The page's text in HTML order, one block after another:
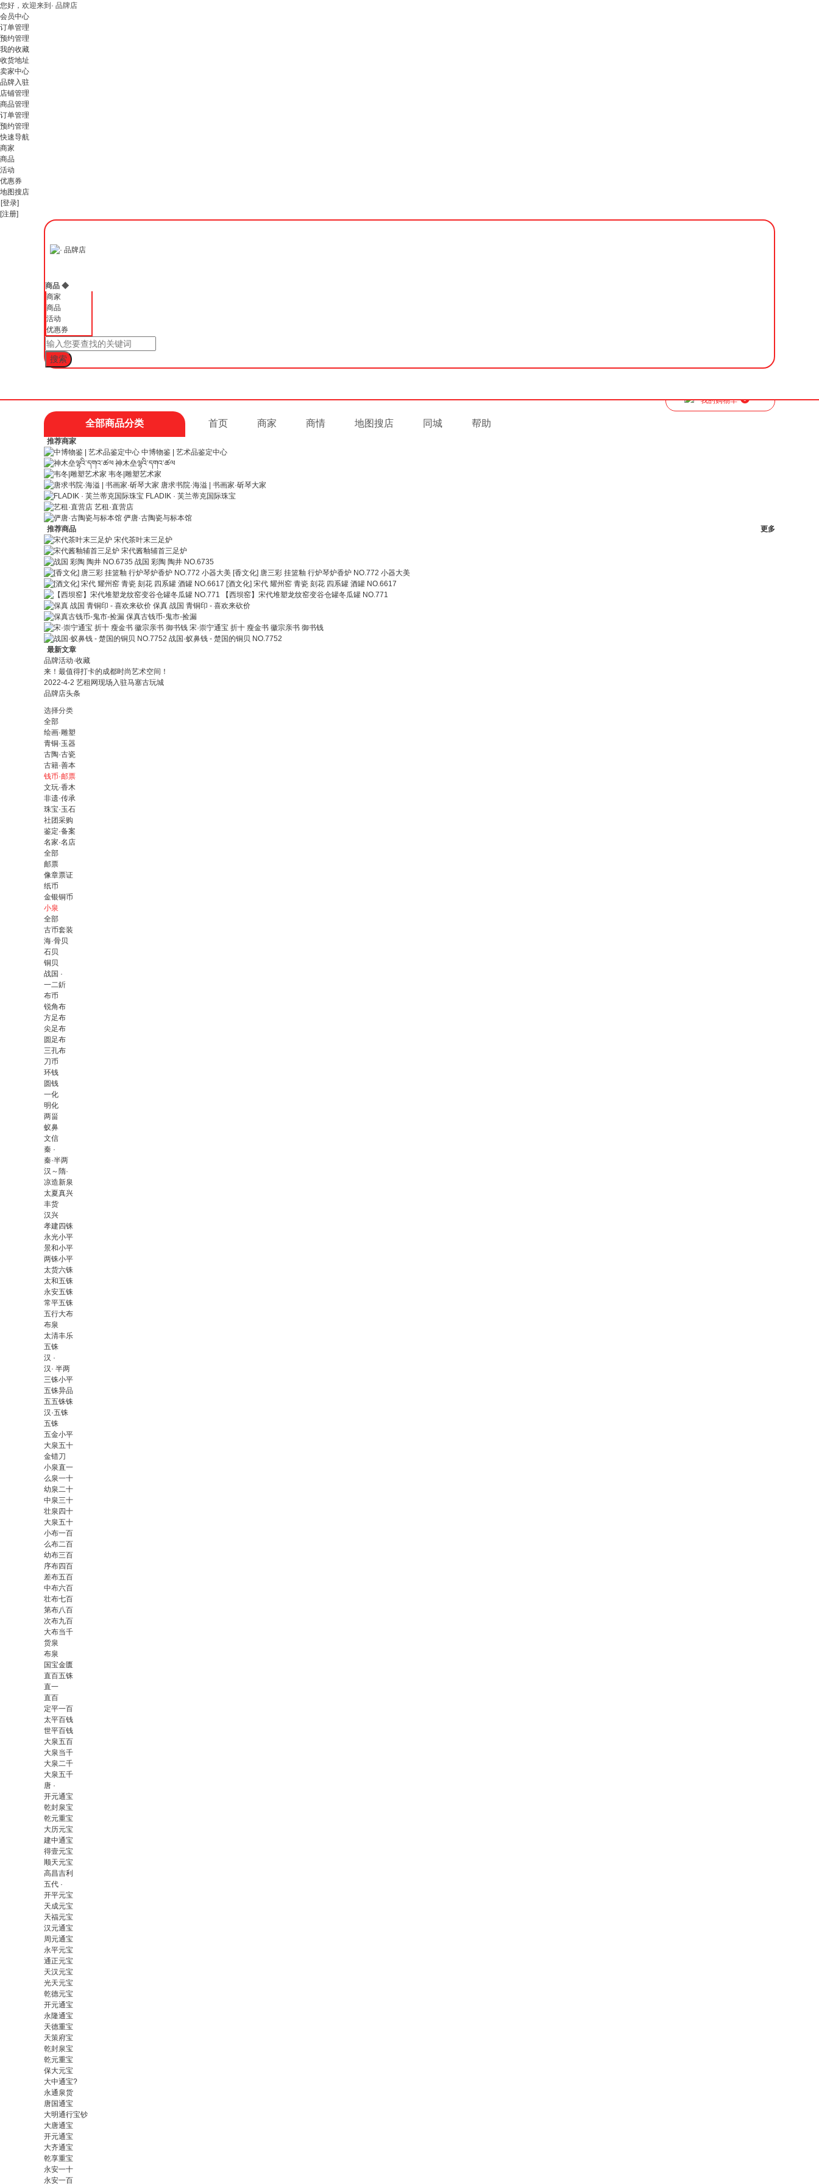
您好，欢迎来到· 品牌店
会员中心
订单管理
预约管理
我的收藏
收货地址
卖家中心
品牌入驻
店铺管理
商品管理
订单管理
预约管理
快速导航
商家
商品
活动
优惠券
地图搜店
[登录]
[注册]
商品 ◆
商家
商品
活动
优惠券
我的购物车 0
全部商品分类 首页 商家 商情 地图搜店 同城 帮助
推荐商家
中博物鉴 | 艺术品鉴定中心
神木垒ལྷའི་དགའ་ཚལ
韦冬|雕塑艺术家
唐求书院·海溢 | 书画家·斫琴大家
FLADIK · 芙兰蒂克国际珠宝
艺租·直营店
俨唐·古陶瓷与标本馆
推荐商品
更多
宋代茶叶末三足炉
宋代酱釉辅首三足炉
战国 彩陶 陶井 NO.6735
[香文化] 唐三彩 挂篮釉 行炉琴炉香炉 NO.772 小器大美
[酒文化] 宋代 耀州窑 青瓷 刻花 四系罐 酒罐 NO.6617
【西坝窑】宋代堆塑龙纹窑变谷仓罐冬瓜罐 NO.771
保真 战国 青铜印 - 喜欢来砍价
保真古钱币-鬼市-捡漏
宋·崇宁通宝 折十 瘦金书 徽宗亲书 御书钱
战国·蚁鼻钱 - 楚国的铜贝 NO.7752
最新文章
品牌活动·收藏
来！最值得打卡的成都时尚艺术空间！
2022-4-2 艺租网现场入驻马塞古玩城
品牌店头条
选择分类
全部
绘画·雕塑
青铜·玉器
古陶·古瓷
古籍·善本
钱币·邮票
文玩·香木
非遗·传承
珠宝·玉石
社团采购
鉴定·备案
名家·名店
全部
邮票
像章票证
纸币
金银铜币
小泉
全部
古币套装
海·骨贝
石贝
铜贝
战国 ·
一二釿
布币
锐角布
方足布
尖足布
圆足布
三孔布
刀币
环钱
圆钱
一化
明化
两甾
蚁鼻
文信
秦 ·
秦·半两
汉～隋·
凉造新泉
太夏真兴
丰货
汉兴
孝建四铢
永光小平
景和小平
两铢小平
太货六铢
太和五铢
永安五铢
常平五铢
五行大布
布泉
太清丰乐
五铢
汉 ·
汉· 半两
三铢小平
五铢异品
五五铢铢
汉·五铢
五铢
五金小平
大泉五十
金错刀
小泉直一
么泉一十
幼泉二十
中泉三十
壮泉四十
大泉五十
小布一百
么布二百
幼布三百
序布四百
差布五百
中布六百
壮布七百
第布八百
次布九百
大布当千
货泉
布泉
国宝金匮
直百五铢
直一
直百
定平一百
太平百钱
世平百钱
大泉五百
大泉当千
大泉二千
大泉五千
唐 ·
开元通宝
乾封泉宝
乾元重宝
大历元宝
建中通宝
得壹元宝
顺天元宝
高昌吉利
五代 ·
开平元宝
天成元宝
天福元宝
汉元通宝
周元通宝
永平元宝
通正元宝
天汉元宝
光天元宝
乾德元宝
开元通宝
永隆通宝
天德重宝
天策府宝
乾封泉宝
乾元重宝
保大元宝
大中通宝?
永通泉货
唐国通宝
大明通行宝钞
大唐通宝
开元通宝
大齐通宝
乾享重宝
永安一十
永安一百